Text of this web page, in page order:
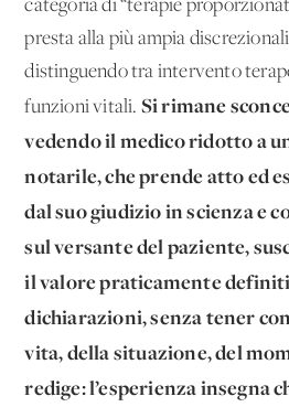
categoria di “terapie
presta alla più ampia
distinguendo tra intervento
funzioni vitali. Si rimane
vedendo il medico ridotto a
notarile, che prende atto ed
dal suo giudizio in scienza e
sul versante del paziente,
il valore praticamente
dichiarazioni, senza tener
vita, della situazione, del
redige: l’esperienza insegna